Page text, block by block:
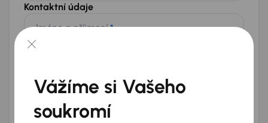
Kontaktní údaje
Jméno a příjmení*
+420
E-mail*
Přeji si dostávat informace o atraktivních slevových
nabídkách
Vážíme si Vašeho
soukromí